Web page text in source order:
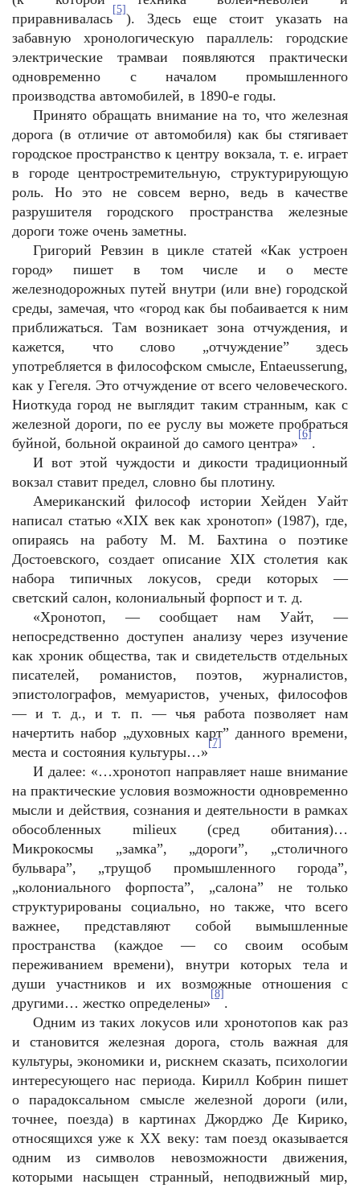
приравнивалась
[5]
). Здесь еще стоит указать на
забавную хронологическую параллель: городские
электрические трамваи появляются практически
одновременно с началом промышленного
производства автомобилей, в 1890-е годы.
Принято обращать внимание на то, что железная
дорога (в отличие от автомобиля) как бы стягивает
городское пространство к центру вокзала, т. е. играет
в городе центростремительную, структурирующую
роль. Но это не совсем верно, ведь в качестве
разрушителя городского пространства железные
дороги тоже очень заметны.
Григорий Ревзин в цикле статей «Как устроен
город» пишет в том числе и о месте
железнодорожных путей внутри (или вне) городской
среды, замечая, что «город как бы побаивается к ним
приближаться. Там возникает зона отчуждения, и
кажется, что слово „отчуждение” здесь
употребляется в философском смысле, Entaeusserung,
как у Гегеля. Это отчуждение от всего человеческого.
Ниоткуда город не выглядит таким странным, как с
железной дороги, по ее руслу вы можете пробраться
буйной, больной окраиной до самого центра»
[6]
.
И вот этой чуждости и дикости традиционный
вокзал ставит предел, словно бы плотину.
Американский философ истории Хейден Уайт
написал статью «XIX век как хронотоп» (1987), где,
опираясь на работу М. М. Бахтина о поэтике
Достоевского, создает описание XIX столетия как
набора типичных локусов, среди которых —
светский салон, колониальный форпост и т. д.
«Хронотоп, — сообщает нам Уайт, —
непосредственно доступен анализу через изучение
как хроник общества, так и свидетельств отдельных
писателей, романистов, поэтов, журналистов,
эпистолографов, мемуаристов, ученых, философов
— и т. д., и т. п. — чья работа позволяет нам
начертить набор „духовных карт” данного времени,
места и состояния культуры…»
[7]
И далее: «…хронотоп направляет наше внимание
на практические условия возможности одновременно
мысли и действия, сознания и деятельности в рамках
обособленных milieux (сред обитания)…
Микрокосмы „замка”, „дороги”, „столичного
бульвара”, „трущоб промышленного города”,
„колониального форпоста”, „салона” не только
структурированы социально, но также, что всего
важнее, представляют собой вымышленные
пространства (каждое — со своим особым
переживанием времени), внутри которых тела и
души участников и их возможные отношения с
другими… жестко определены»
[8]
.
Одним из таких локусов или хронотопов как раз
и становится железная дорога, столь важная для
культуры, экономики и, рискнем сказать, психологии
интересующего нас периода. Кирилл Кобрин пишет
о парадоксальном смысле железной дороги (или,
точнее, поезда) в картинах Джорджо Де Кирико,
относящихся уже к ХХ веку: там поезд оказывается
одним из символов невозможности движения,
которыми насыщен странный, неподвижный мир,